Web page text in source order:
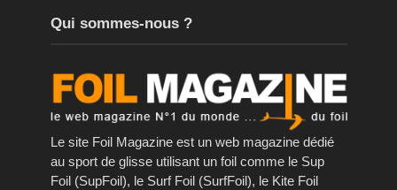
Qui sommes-nous ?
Le site Foil Magazine est un web magazine dédié
au sport de glisse utilisant un foil comme le Sup
Foil (SupFoil), le Surf Foil (SurfFoil), le Kite Foil